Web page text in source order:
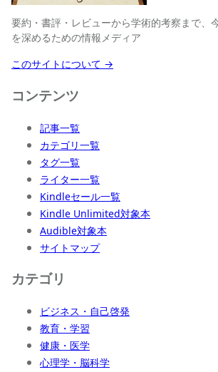
要約・書評・レビューから学術的考察まで、
を深めるための情報メディア
このサイトについて →
コンテンツ
記事一覧
カテゴリ一覧
タグ一覧
ライター一覧
Kindleセール一覧
Kindle Unlimited対象本
Audible対象本
サイトマップ
カテゴリ
ビジネス・自己啓発
教育・学習
健康・医学
心理学・脳科学